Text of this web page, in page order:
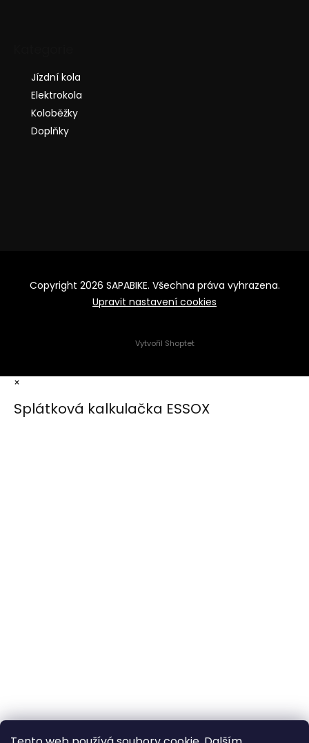
Jízdní kola
Elektrokola
Koloběžky
Doplňky
Vytvořil Shoptet
Copyright 2026 SAPABIKE. Všechna práva vyhrazena.
Upravit nastavení cookies
×
Splátková kalkulačka ESSOX